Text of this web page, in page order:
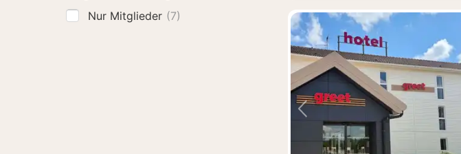
Vorheriges Bild
Nur Mitglieder (7)